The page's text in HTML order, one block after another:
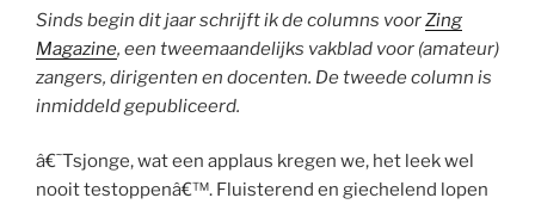
Sinds begin dit jaar schrijft ik de columns voorZing
Magazine, een tweemaandelijks vakblad voor (amateur)
zangers, dirigenten en docenten. De tweede column is
inmiddeld gepubliceerd.
â€˜Tsjonge, wat een applaus kregen we, het leek wel
nooit testoppenâ€™. Fluisterend en giechelend lopen